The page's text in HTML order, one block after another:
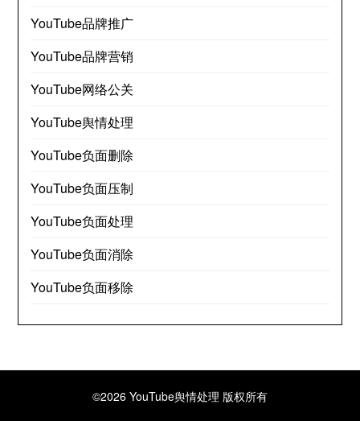
YouTube品牌推广
YouTube品牌营销
YouTube网络公关
YouTube舆情处理
YouTube负面删除
YouTube负面压制
YouTube负面处理
YouTube负面消除
YouTube负面移除
©2026 YouTube舆情处理 版权所有